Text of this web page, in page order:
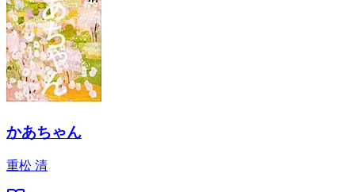
かあちゃん
重松 清